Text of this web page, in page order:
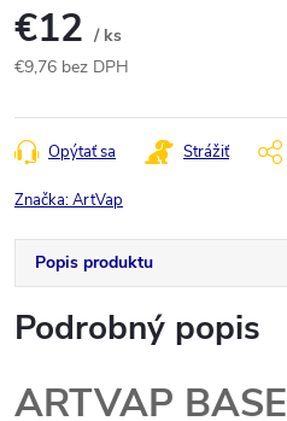
€12 / ks
€9,76 bez DPH
Opýtať sa Strážiť
Značka:ArtVap
Popis produktu
Podrobný popis
ARTVAP